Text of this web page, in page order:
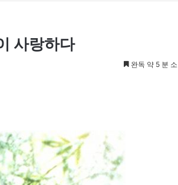
사랑하다
완독 약 5 분